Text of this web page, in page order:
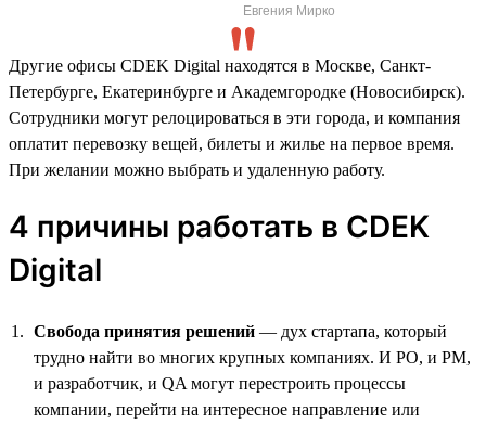
Евгения Мирко
Другие офисы CDEK Digital находятся в Москве, Санкт-
Петербурге, Екатеринбурге и Академгородке (Новосибирск).
Сотрудники могут релоцироваться в эти города, и компания
оплатит перевозку вещей, билеты и жилье на первое время.
При желании можно выбрать и удаленную работу.
4 причины работать в CDEK
Digital
Свобода принятия решений — дух стартапа, который
трудно найти во многих крупных компаниях. И PO, и PM,
и разработчик, и QA могут перестроить процессы
компании, перейти на интересное направление или